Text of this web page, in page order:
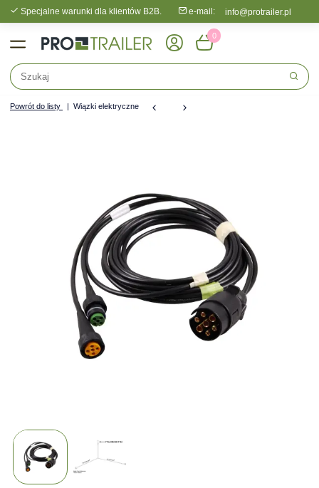
Specjalne warunki dla klientów B2B. e-mail: info@protrailer.pl
0
Powrót do listy Wiązki elektryczne